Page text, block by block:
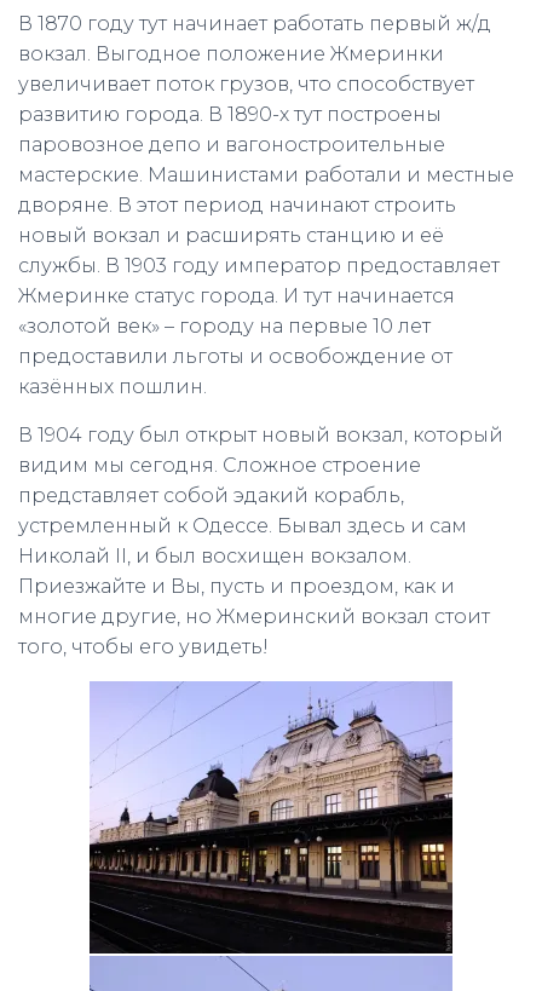
В 1870 году тут начинает работать первый ж/д
вокзал. Выгодное положение Жмеринки
увеличивает поток грузов, что способствует
развитию города. В 1890-х тут построены
паровозное депо и вагоностроительные
мастерские. Машинистами работали и местные
дворяне. В этот период начинают строить
новый вокзал и расширять станцию и её
службы. В 1903 году император предоставляет
Жмеринке статус города. И тут начинается
«золотой век» – городу на первые 10 лет
предоставили льготы и освобождение от
казённых пошлин.
В 1904 году был открыт новый вокзал, который
видим мы сегодня. Сложное строение
представляет собой эдакий корабль,
устремленный к Одессе. Бывал здесь и сам
Николай ІІ, и был восхищен вокзалом.
Приезжайте и Вы, пусть и проездом, как и
многие другие, но Жмеринский вокзал стоит
того, чтобы его увидеть!